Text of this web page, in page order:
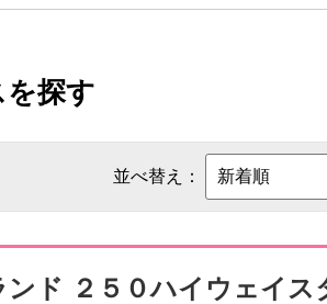
を探す
並べ替え：
ンド ２５０ハイウェイス